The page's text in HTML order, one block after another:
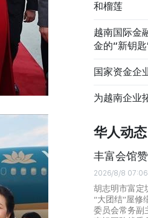
和榴莲
越南国际金
金的“新钥匙
国家资金企
为越南企业
华人动态
丰富会馆
2026/8/8
胡志明市富定
“大团结”屋修
委员会常务副